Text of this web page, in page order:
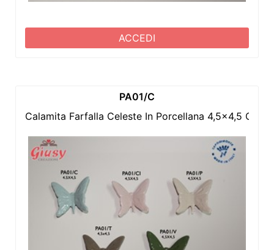
ACCEDI
PA01/C
Calamita Farfalla Celeste In Porcellana 4,5x4,5 Cm